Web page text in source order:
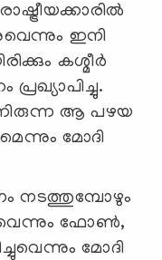
ഇനി
കശ്മീര്‍
ആ പഴയ
മോദി
ഫോണ്‍,
മോദി